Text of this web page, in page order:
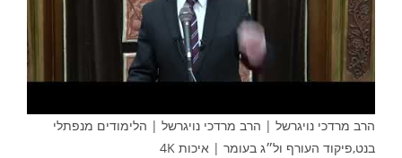
הרב מרדכי נויגרשל | הרב מרדכי נויגרשל | הלימודים מנפתלי
בנט,פיקוד העורף ול״ג בעומר | איכות 4K